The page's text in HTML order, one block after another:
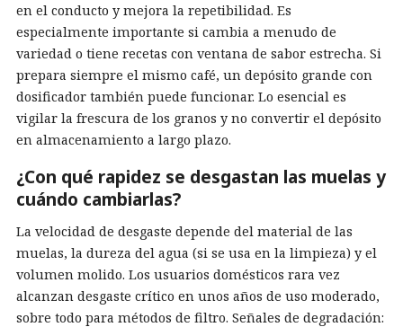
en el conducto y mejora la repetibilidad. Es
especialmente importante si cambia a menudo de
variedad o tiene recetas con ventana de sabor estrecha. Si
prepara siempre el mismo café, un depósito grande con
dosificador también puede funcionar. Lo esencial es
vigilar la frescura de los granos y no convertir el depósito
en almacenamiento a largo plazo.
¿Con qué rapidez se desgastan las muelas y
cuándo cambiarlas?
La velocidad de desgaste depende del material de las
muelas, la dureza del agua (si se usa en la limpieza) y el
volumen molido. Los usuarios domésticos rara vez
alcanzan desgaste crítico en unos años de uso moderado,
sobre todo para métodos de filtro. Señales de degradación: